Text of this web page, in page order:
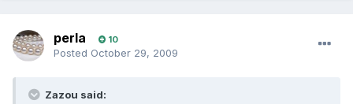
perla 10
Posted October 29, 2009
Zazou said: